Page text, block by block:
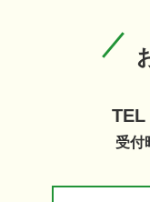
TEL
受付